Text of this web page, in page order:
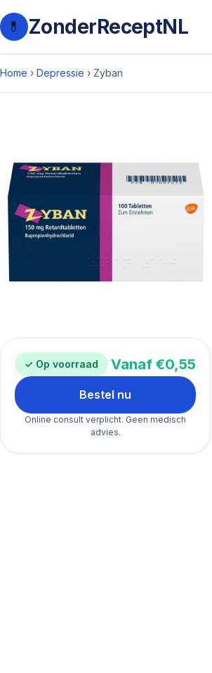
💊 ZonderReceptNL
Home › Depressie › Zyban
✓ Op voorraad Vanaf €0,55
Bestel nu
Online consult verplicht. Geen medisch
advies.